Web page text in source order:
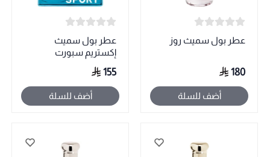
عطر بول سميث روز
180
أضف للسلة
عطر بول سميث
إكستريم سبورت
155
أضف للسلة